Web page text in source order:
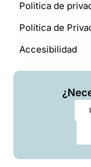
Politica de
Política de
Accesibilidad